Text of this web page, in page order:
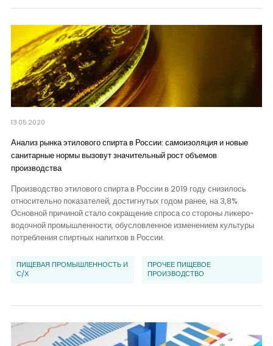
13.05.2020
Анализ рынка этилового спирта в России: самоизоляция и новые
санитарные нормы вызовут значительный рост объемов
производства
Производство этилового спирта в России в 2019 году снизилось
относительно показателей, достигнутых годом ранее, на 3,8%.
Основной причиной стало сокращение спроса со стороны ликеро-
водочной промышленности, обусловленное изменением культуры
потребления спиртных напитков в России.
ПИЩЕВАЯ ПРОМЫШЛЕННОСТЬ И
С/Х
ПРОЧЕЕ ПИЩЕВОЕ
ПРОИЗВОДСТВО